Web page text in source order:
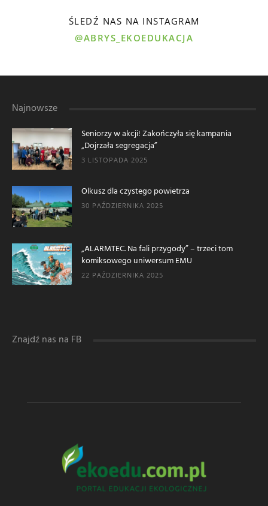
ŚLEDŹ NAS NA INSTAGRAM
@ABRYS_EKOEDUKACJA
Najnowsze
Seniorzy w akcji! Zakończyła się kampania
„Dojrzała segregacja”
3 LISTOPADA 2025
Olkusz dla czystego powietrza
30 PAŹDZIERNIKA 2025
„ALARMTEC. Na fali przygody” – trzeci tom
komiksowego uniwersum EMU
22 PAŹDZIERNIKA 2025
Znajdź nas na FB